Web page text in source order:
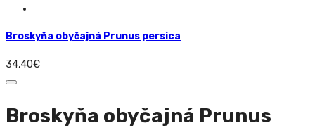
Broskyňa obyčajná Prunus persica
34,40€
Broskyňa obyčajná Prunus